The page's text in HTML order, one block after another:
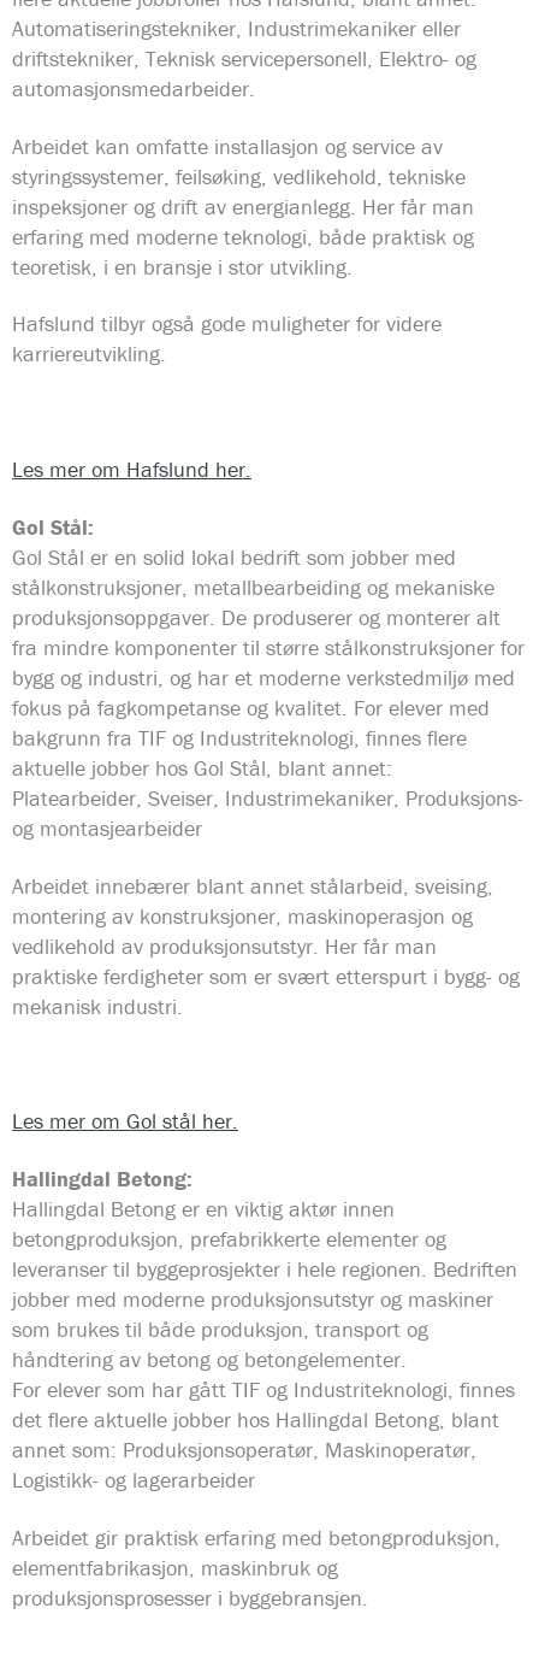
Automatiseringstekniker, Industrimekaniker eller
driftstekniker, Teknisk servicepersonell, Elektro- og
automasjonsmedarbeider.
Arbeidet kan omfatte installasjon og service av
styringssystemer, feilsøking, vedlikehold, tekniske
inspeksjoner og drift av energianlegg. Her får man
erfaring med moderne teknologi, både praktisk og
teoretisk, i en bransje i stor utvikling.
Hafslund tilbyr også gode muligheter for videre
karriereutvikling.
Les mer om Hafslund her.
Gol Stål:
Gol Stål er en solid lokal bedrift som jobber med
stålkonstruksjoner, metallbearbeiding og mekaniske
produksjonsoppgaver. De produserer og monterer alt
fra mindre komponenter til større stålkonstruksjoner for
bygg og industri, og har et moderne verkstedmiljø med
fokus på fagkompetanse og kvalitet. For elever med
bakgrunn fra TIF og Industriteknologi, finnes flere
aktuelle jobber hos Gol Stål, blant annet:
Platearbeider, Sveiser, Industrimekaniker, Produksjons-
og montasjearbeider
Arbeidet innebærer blant annet stålarbeid, sveising,
montering av konstruksjoner, maskinoperasjon og
vedlikehold av produksjonsutstyr. Her får man
praktiske ferdigheter som er svært etterspurt i bygg- og
mekanisk industri.
Les mer om Gol stål her.
Hallingdal Betong:
Hallingdal Betong er en viktig aktør innen
betongproduksjon, prefabrikkerte elementer og
leveranser til byggeprosjekter i hele regionen. Bedriften
jobber med moderne produksjonsutstyr og maskiner
som brukes til både produksjon, transport og
håndtering av betong og betongelementer.
For elever som har gått TIF og Industriteknologi, finnes
det flere aktuelle jobber hos Hallingdal Betong, blant
annet som: Produksjonsoperatør, Maskinoperatør,
Logistikk- og lagerarbeider
Arbeidet gir praktisk erfaring med betongproduksjon,
elementfabrikasjon, maskinbruk og
produksjonsprosesser i byggebransjen.